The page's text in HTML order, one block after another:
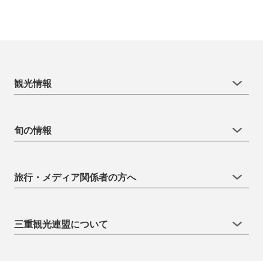
観光情報
旬の情報
旅行・メディア関係者の方へ
三重観光連盟について